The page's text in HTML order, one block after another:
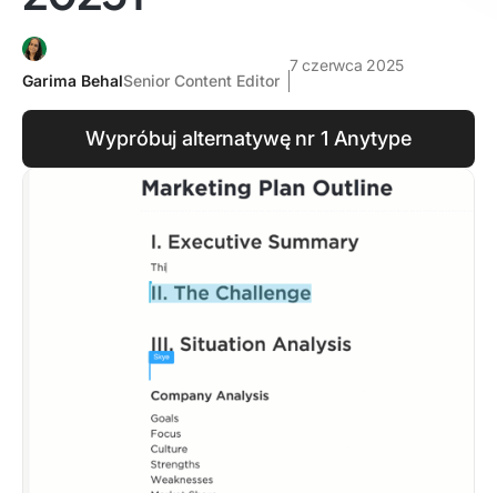
Garima BehalSenior Content Editor
7 czerwca 2025
Wypróbuj alternatywę nr 1 Anytype